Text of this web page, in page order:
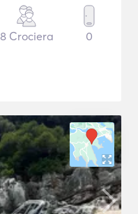
8 Crociera 0